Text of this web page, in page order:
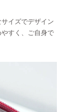
イズでデザイン
すく、ご自身で